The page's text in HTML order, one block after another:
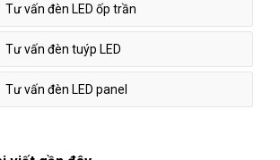
Tư vấn đèn LED ốp trần
Tư vấn đèn tuýp LED
Tư vấn đèn LED panel